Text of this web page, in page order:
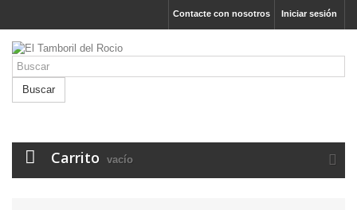
Iniciar sesión
Contacte con nosotros
Buscar
Carrito vacío